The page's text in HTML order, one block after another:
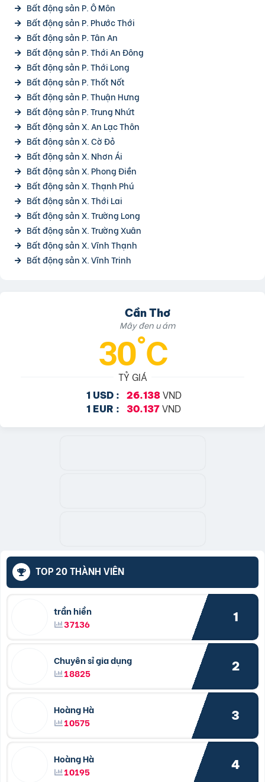
Bất động sản P. Ô Môn
Bất động sản P. Phước Thới
Bất động sản P. Tân An
Bất động sản P. Thới An Đông
Bất động sản P. Thới Long
Bất động sản P. Thốt Nốt
Bất động sản P. Thuận Hưng
Bất động sản P. Trung Nhứt
Bất động sản X. An Lạc Thôn
Bất động sản X. Cờ Đỏ
Bất động sản X. Nhơn Ái
Bất động sản X. Phong Điền
Bất động sản X. Thạnh Phú
Bất động sản X. Thới Lai
Bất động sản X. Trường Long
Bất động sản X. Trường Xuân
Bất động sản X. Vĩnh Thạnh
Bất động sản X. Vĩnh Trinh
Cần Thơ
Mây đen u ám
30°C
TỶ GIÁ
1 USD : 26.138VND
1 EUR : 30.137 VND
TOP 20 THÀNH VIÊN
trần hiền
37136
1
Chuyên sỉ gia dụng
18825
2
Hoàng Hà
10575
3
Hoàng Hà
10195
4